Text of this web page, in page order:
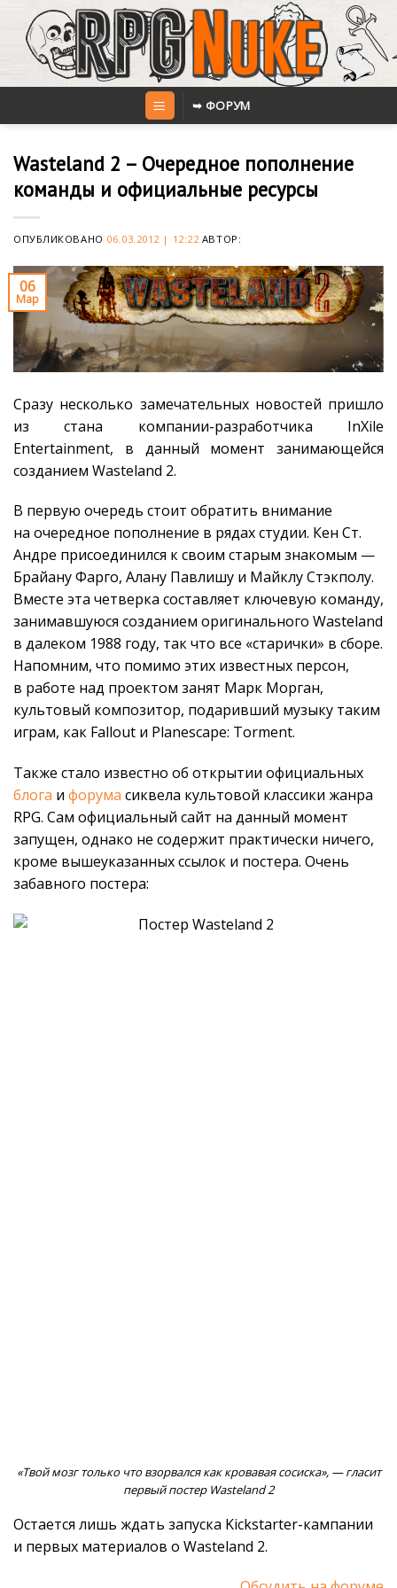
content
➥ ФОРУМ
Wasteland 2 – Очередное пополнение
команды и официальные ресурсы
ОПУБЛИКОВАНО 06.03.2012 | 12:22АВТОР:
06
Мар
Сразу несколько замечательных новостей пришло
из стана компании-разработчика InXile
Entertainment, в данный момент занимающейся
созданием Wasteland 2.
В первую очередь стоит обратить внимание
на очередное пополнение в рядах студии. Кен Ст.
Андре присоединился к своим старым знакомым —
Брайану Фарго, Алану Павлишу и Майклу Стэкполу.
Вместе эта четверка составляет ключевую команду,
занимавшуюся созданием оригинального Wasteland
в далеком 1988 году, так что все «старички» в сборе.
Напомним, что помимо этих известных персон,
в работе над проектом занят Марк Морган,
культовый композитор, подаривший музыку таким
играм, как Fallout и Planescape: Torment.
Также стало известно об открытии официальных
блога и форума сиквела культовой классики жанра
RPG. Сам официальный сайт на данный момент
запущен, однако не содержит практически ничего,
кроме вышеуказанных ссылок и постера. Очень
забавного постера:
«Твой мозг только что взорвался как кровавая сосиска», — гласит
первый постер Wasteland 2
Остается лишь ждать запуска Kickstarter-кампании
и первых материалов о Wasteland 2.